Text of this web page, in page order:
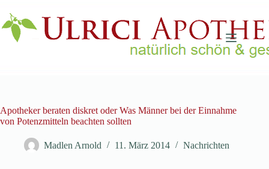
Inhalt
springen
Apotheker beraten diskret oder Was Männer bei der Einnahme
von Potenzmitteln beachten sollten
Madlen Arnold 11. März 2014 Nachrichten